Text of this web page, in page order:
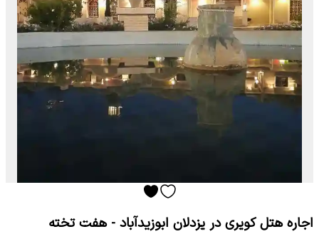
اجاره هتل کویری در یزدلان ابوزیدآباد - هفت تخته